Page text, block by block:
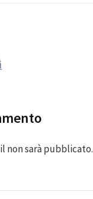
non sarà pubblicato.